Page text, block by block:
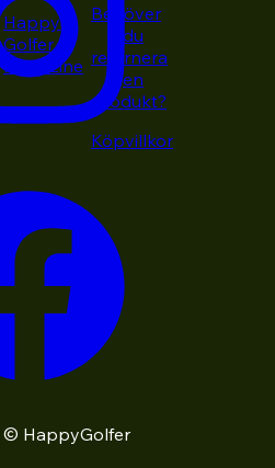
Happy
Golfer
Magazine
Behöver
du
returnera
en
produkt?
Köpvillkor
HappyGolfer